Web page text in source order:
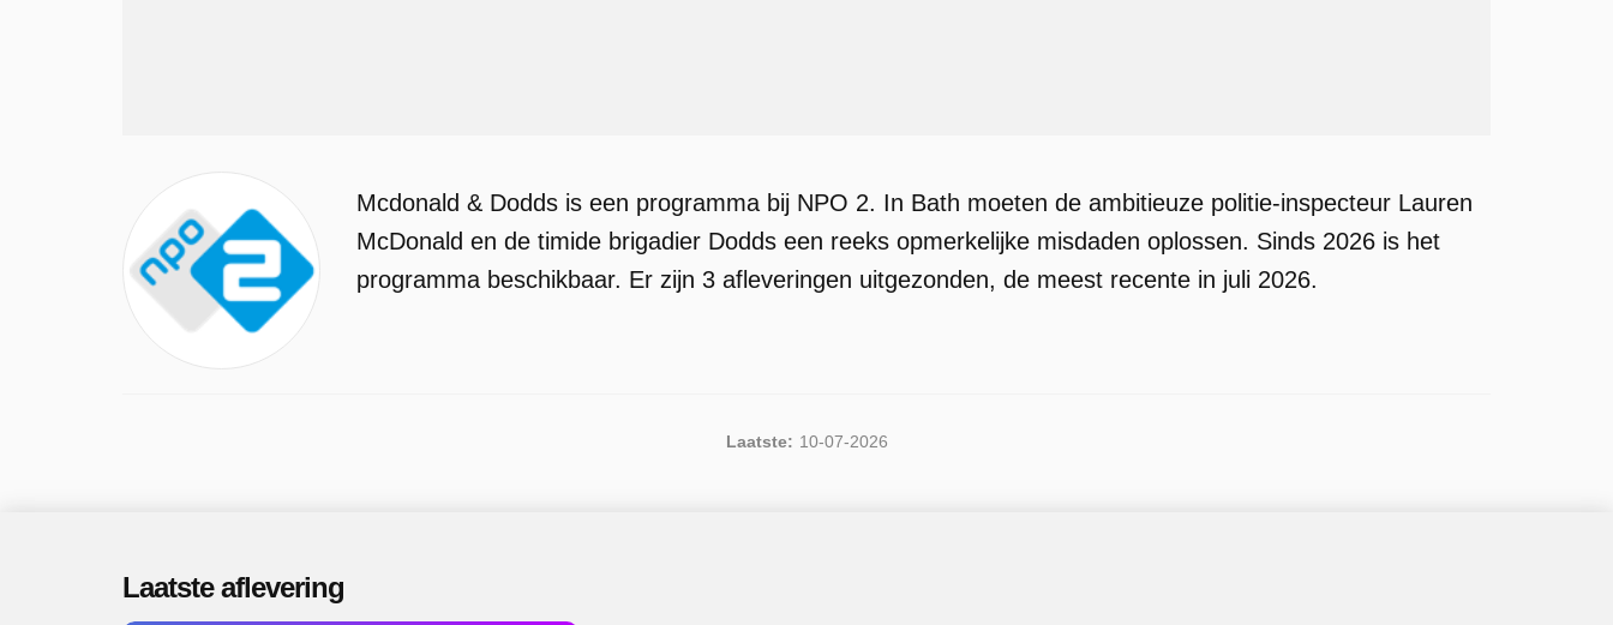
Mcdonald & Dodds is een programma bij NPO 2. In Bath moeten de ambitieuze politie-inspecteur Lauren
McDonald en de timide brigadier Dodds een reeks opmerkelijke misdaden oplossen. Sinds 2026 is het
programma beschikbaar. Er zijn 3 afleveringen uitgezonden, de meest recente in juli 2026.
Laatste: 10-07-2026
Laatste aflevering